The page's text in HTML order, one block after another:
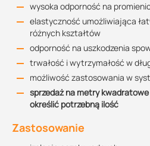
wysoka odporność na
elastyczność umożliwiająca
różnych kształtów
odporność na uszkodzenia
trwałość i wytrzymałość w
możliwość zastosowania w
sprzedaż na metry
określić potrzebną ilość
Zastosowanie